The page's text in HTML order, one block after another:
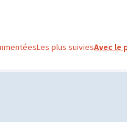
Les plus suiviesAvec le